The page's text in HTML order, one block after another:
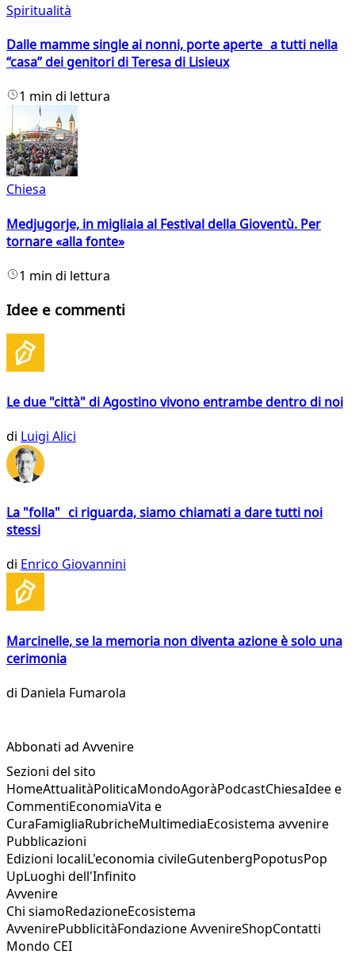
Spiritualità
Dalle mamme single ai nonni, porte aperte a tutti nella
“casa” dei genitori di Teresa di Lisieux
1 min di lettura
Chiesa
Medjugorje, in migliaia al Festival della Gioventù. Per
tornare «alla fonte»
1 min di lettura
Idee e commenti
Le due "città" di Agostino vivono entrambe dentro di noi
di Luigi Alici
La "folla" ci riguarda, siamo chiamati a dare tutti noi
stessi
di Enrico Giovannini
Marcinelle, se la memoria non diventa azione è solo una
cerimonia
di Daniela Fumarola
Abbonati ad Avvenire
Sezioni del sito
HomeAttualitàPoliticaMondoAgoràPodcastChiesaIdee e
CommentiEconomiaVita e
CuraFamigliaRubricheMultimediaEcosistema avvenire
Pubblicazioni
Edizioni localiL'economia civileGutenbergPopotusPop
UpLuoghi dell'Infinito
Avvenire
Chi siamoRedazioneEcosistema
AvvenirePubblicitàFondazione AvvenireShopContatti
Mondo CEI